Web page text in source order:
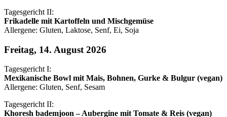
Tagesgericht II:
Frikadelle mit Kartoffeln und Mischgemüse
Allergene: Gluten, Laktose, Senf, Ei, Soja
Freitag, 14. August 2026
Tagesgericht I:
Mexikanische Bowl mit Mais, Bohnen, Gurke & Bulgur (vegan)
Allergene: Gluten, Senf, Sesam
Tagesgericht II:
Khoresh bademjoon – Aubergine mit Tomate & Reis (vegan)